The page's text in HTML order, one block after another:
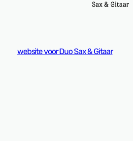
website voor Duo Sax & Gitaar